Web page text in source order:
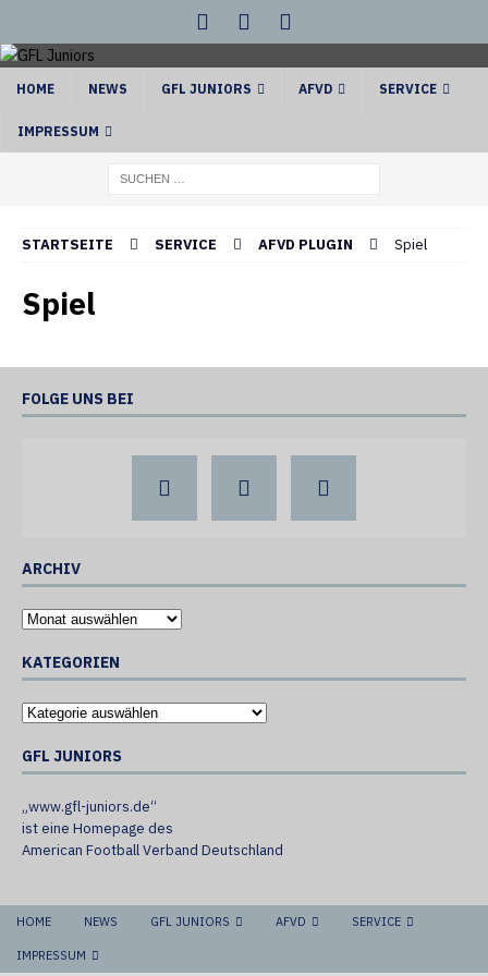
HOME NEWS GFL JUNIORS AFVD SERVICE
IMPRESSUM
STARTSEITE SERVICE AFVD PLUGIN Spiel
Spiel
FOLGE UNS BEI
ARCHIV
KATEGORIEN
GFL JUNIORS
„www.gfl-juniors.de“
ist eine Homepage des
American Football Verband Deutschland
HOME NEWS GFL JUNIORS AFVD SERVICE
IMPRESSUM